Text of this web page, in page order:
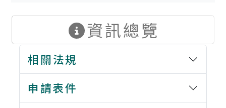
資訊總覽
相關法規
申請表件